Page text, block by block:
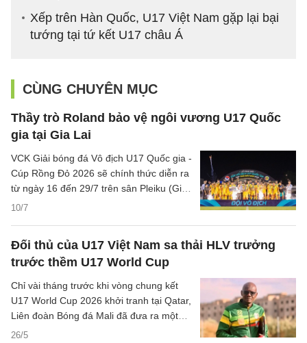
Xếp trên Hàn Quốc, U17 Việt Nam gặp lại bại
tướng tại tứ kết U17 châu Á
CÙNG CHUYÊN MỤC
Thầy trò Roland bảo vệ ngôi vương U17 Quốc
gia tại Gia Lai
10/7
VCK Giải bóng đá Vô địch U17 Quốc gia -
Cúp Rồng Đỏ 2026 sẽ chính thức diễn ra
từ ngày 16 đến 29/7 trên sân Pleiku (Gia
Lai), quy tụ 12 đội bóng xuất sắc nhất cả
Đối thủ của U17 Việt Nam sa thải HLV trưởng
trước thềm U17 World Cup
26/5
Chỉ vài tháng trước khi vòng chung kết
U17 World Cup 2026 khởi tranh tại Qatar,
Liên đoàn Bóng đá Mali đã đưa ra một
quyết định gây sốc khi sa thải HLV trưởng